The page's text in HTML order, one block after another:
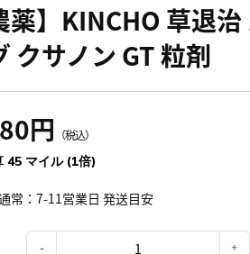
薬】KINCHO 草退
クサノン GT 粒剤
円 （税込）
45 マイル (1倍)
常：7-11営業日 発送目安